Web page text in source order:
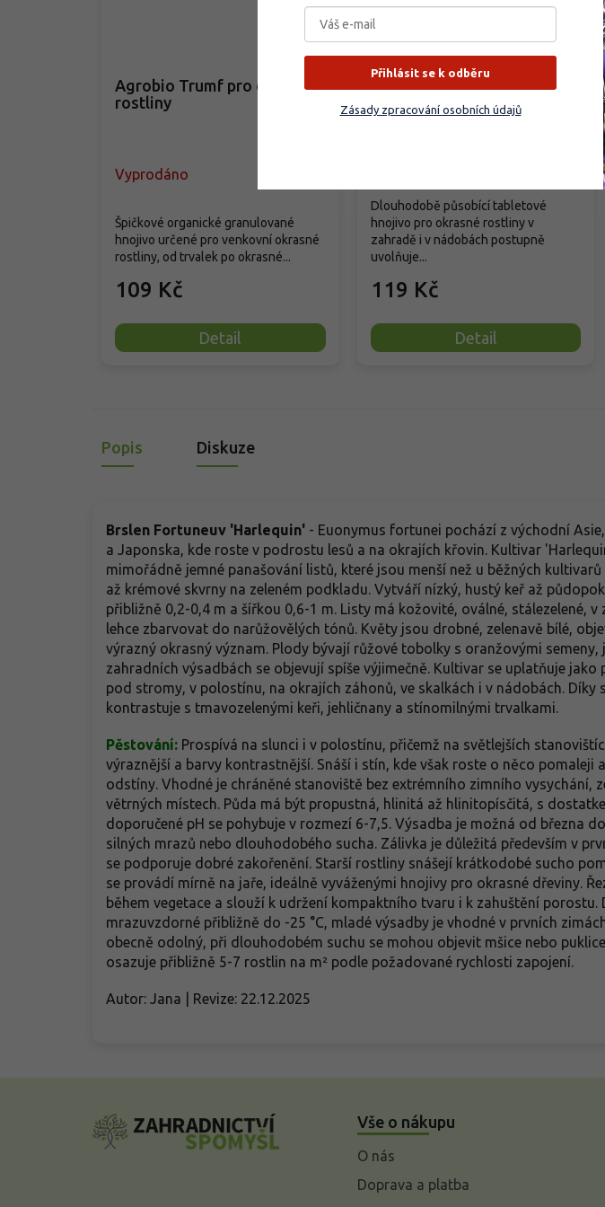
Agrobio Trumf pro okrasné
rostliny
Vyprodáno
109 Kč
Detail
Špičkové organické granulované
hnojivo určené pro venkovní okrasné
rostliny, od trvalek po okrasné...
rostliny
119 Kč
Detail
Dlouhodobě působící tabletové
hnojivo pro okrasné rostliny v
zahradě i v nádobách postupně
uvolňuje...
Popis Diskuze
Brslen Fortuneuv 'Harlequin' - Euonymus fortunei pochází z východní
a Japonska, kde roste v podrostu lesů a na okrajích křovin. Kultivar
mimořádně jemné panašování listů, které jsou menší než u běžných
až krémové skvrny na zeleném podkladu. Vytváří nízký, hustý keř až
přibližně 0,2-0,4 m a šířkou 0,6-1 m. Listy má kožovité, oválné, stálezelené,
lehce zbarvovat do narůžovělých tónů. Květy jsou drobné, zelenavě bílé,
výrazný okrasný význam. Plody bývají růžové tobolky s oranžovými semeny,
zahradních výsadbách se objevují spíše výjimečně. Kultivar se uplatňuje
pod stromy, v polostínu, na okrajích záhonů, ve skalkách i v nádobách. Díky
kontrastuje s tmavozelenými keři, jehličnany a stínomilnými trvalkami.
Pěstování: Prospívá na slunci i v polostínu, přičemž na světlejších
výraznější a barvy kontrastnější. Snáší i stín, kde však roste o něco pomaleji
odstíny. Vhodné je chráněné stanoviště bez extrémního zimního vysychání,
větrných místech. Půda má být propustná, hlinitá až hlinitopísčitá, s
doporučené pH se pohybuje v rozmezí 6-7,5. Výsadba je možná od března
silných mrazů nebo dlouhodobého sucha. Zálivka je důležitá především v
se podporuje dobré zakořenění. Starší rostliny snášejí krátkodobé sucho
se provádí mírně na jaře, ideálně vyváženými hnojivy pro okrasné dřeviny.
během vegetace a slouží k udržení kompaktního tvaru i k zahuštění porostu.
mrazuvzdorné přibližně do -25 °C, mladé výsadby je vhodné v prvních
obecně odolný, při dlouhodobém suchu se mohou objevit mšice nebo
osazuje přibližně 5-7 rostlin na m² podle požadované rychlosti zapojení.
Autor: Jana | Revize: 22.12.2025
Vše o nákupu
O nás
Doprava a platba
Přihlásit se k odběru
Zásady zpracování osobních údajů